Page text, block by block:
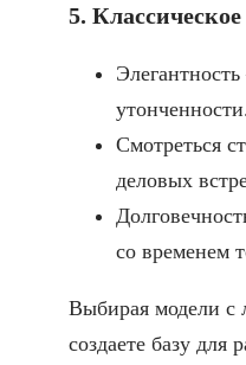
5.
Смотреться
деловых
со временем
Выбирая модели с
создаете базу для